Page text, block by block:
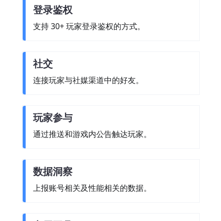
登录鉴权
支持 30+ 玩家登录鉴权的方式。
社交
连接玩家与社媒渠道中的好友。
玩家参与
通过推送和游戏内公告触达玩家。
数据洞察
上报账号相关及性能相关的数据。